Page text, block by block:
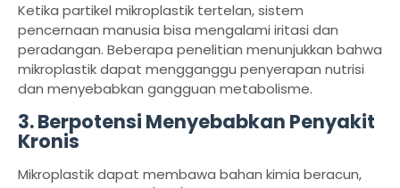
Ketika partikel mikroplastik tertelan, sistem
pencernaan manusia bisa mengalami iritasi dan
peradangan. Beberapa penelitian menunjukkan bahwa
mikroplastik dapat mengganggu penyerapan nutrisi
dan menyebabkan gangguan metabolisme.
3.Berpotensi Menyebabkan Penyakit
Kronis
Mikroplastik dapat membawa bahan kimia beracun,